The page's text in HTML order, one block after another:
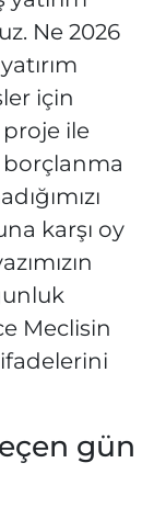
Ne 2026
için
ile
borçlanma
karşı oy
Meclisin
gün